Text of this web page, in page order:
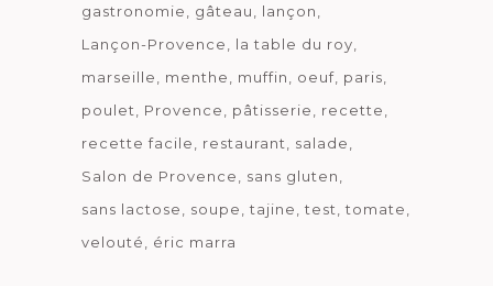
gastronomie
gâteau
lançon
Lançon-Provence
la table du roy
marseille
menthe muffin oeuf paris
poulet
Provence pâtisserie
recette
recette facile
restaurant
salade
Salon de Provence
sans gluten
sans lactose
soupe tajine test
tomate
velouté
éric marra